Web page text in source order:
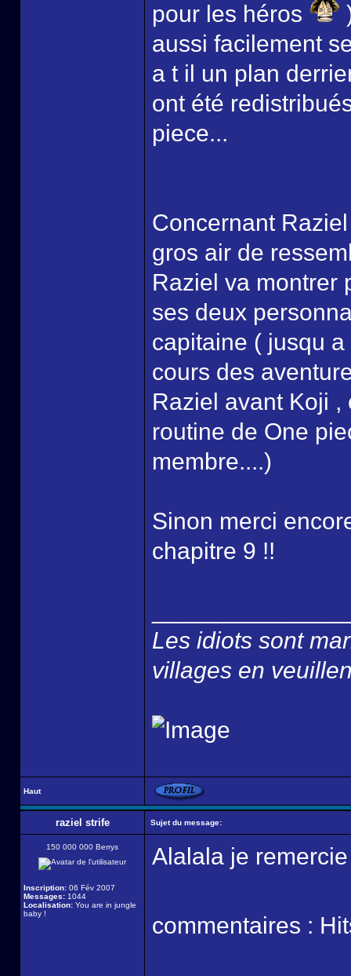
pour les héros
aussi facilement
a t il un plan
ont été
piece...
Concernant
gros air de
Raziel va montrer
ses deux
capitaine ( jusqu
cours des
Raziel avant Koji
routine de One
membre....)
Sinon merci
chapitre 9 !!
Les idiots sont
villages en
Haut
raziel strife Sujet du message:
150 000 000 Berrys
Inscription: 06 Fév 2007
Messages: 1044
Localisation: You are in jungle
baby !
Alalala je
commentaires :